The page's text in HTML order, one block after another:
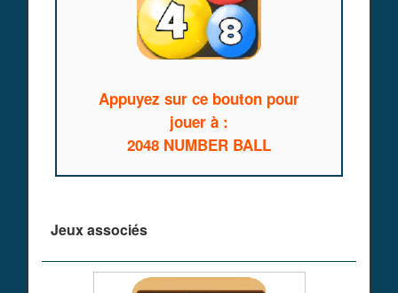
Appuyez sur ce bouton pour
jouer à :
2048 NUMBER BALL
Jeux associés